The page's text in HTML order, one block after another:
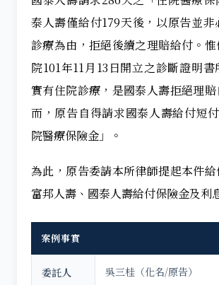
泰人壽僅給付179天後，以原告並
診療為由，拒絕後續之理賠給付。
院101年11月13日開立之診斷證明
實有住院診療，是國泰人壽拒絕理
而，原告自得請求國泰人壽給付短
院醫療保險金」。
為此，原告委請本所律師提起本件
富邦人壽、國泰人壽給付保險金及利
案例事實
委託人 吳三桂（化名/原告）